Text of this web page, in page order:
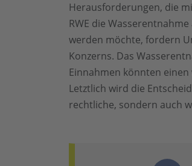
Herausforderungen, die
RWE die
werden möchte, fordern
Konzerns. Das
Einnahmen könnten
Letztlich wird die
rechtliche, sondern auch